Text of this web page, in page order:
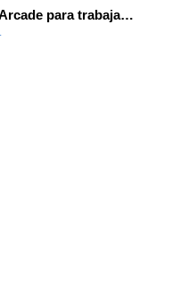
Instala MakeCode Arcade para trabajar offline en tu tablet, ordenador, Chromebook